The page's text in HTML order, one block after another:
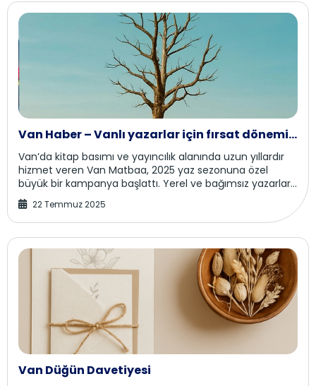
Van Haber – Vanlı yazarlar için fırsat dönemi
başladı
Van’da kitap basımı ve yayıncılık alanında uzun yıllardır
hizmet veren Van Matbaa, 2025 yaz sezonuna özel
büyük bir kampanya başlattı. Yerel ve bağımsız yazarları
desteklemeyi amaçlayan firma, kitap b...
22 Temmuz 2025
Van Düğün Davetiyesi